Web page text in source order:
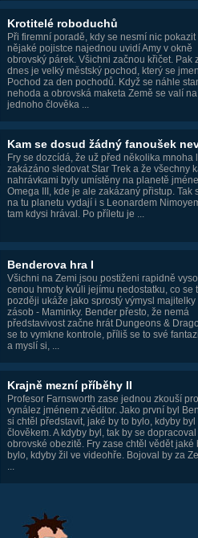
Krotitelé roboduchů
Při firemní poradě, kdy se nesmí nic pokazit
nějaké pojistce najednou uvidí Amy v okně
obrovský párek. Všichni začnou křičet. Pak
dnes je velký městský pochod, který se
Pochod za den pochodů. Když se náhle
nehoda a obrovská maketa Země se valí na
jednoho člověka ...
Kam se dosud žádný fanoušek
Fry se dozcídá, že už před několika mnoha
zakázáno sledovat Star Trek a že všechny
nahrávkami byly umístěny na planetě
Omega III, kde je ale zakázaný přistup. Tak
na tu planetu vydají i s Leonardem
tam kdysi hrával. Po příletu je ...
Benderova hra I
Všichni na Zemi jsou postiženi rapidně
cenou hmoty kvůli jejímu nedostatku, co se
později ukáže jako sprostý výmysl majitelky
zásob - Maminky. Bender přesto, že nemá
představivost začne hrát Dungeons &
se to vymkne kontrole, příliš se to své
a myslí si, ...
Krajně mezní příběhy II
Profesor Farnsworth zase jednou zkouší
vynález jménem zvěditor. Jako první byl
si chtěl představit, jaké by to bylo, kdyby byl
člověkem. A kdyby byl, tak by se dopracoval
obrovské obezitě. Fry zase chtěl vědět jaké
bylo, kdyby žil ve videohře. Bojoval by za
...